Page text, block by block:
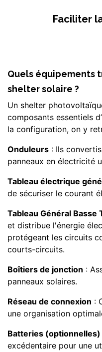
Faciliter
Quels équipements
shelter solaire ?
Un shelter
composants essentiels
la configuration, on y
Onduleurs : Ils
panneaux en électricité
Tableau électrique
de sécuriser le courant
Tableau Général Basse
et distribue l'énergie
protégeant les circuits
courts-circuits.
Boîtiers de jonction :
panneaux solaires.
Réseau de connexion :
une organisation
Batteries (optionnelles)
excédentaire pour une